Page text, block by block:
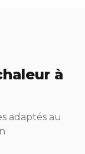
à
adaptés au